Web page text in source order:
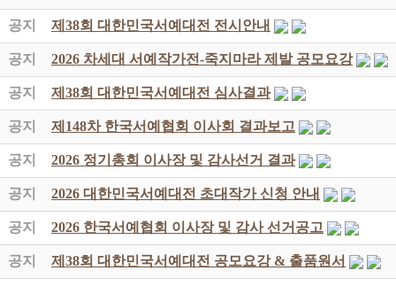
공지 제38회 대한민국서예대전 전시안내
공지 2026 차세대 서예작가전-죽지마라 제발 공모요강
공지 제38회 대한민국서예대전 심사결과
공지 제148차 한국서예협회 이사회 결과보고
공지 2026 정기총회 이사장 및 감사선거 결과
공지 2026 대한민국서예대전 초대작가 신청 안내
공지 2026 한국서예협회 이사장 및 감사 선거공고
공지 제38회 대한민국서예대전 공모요강 & 출품원서